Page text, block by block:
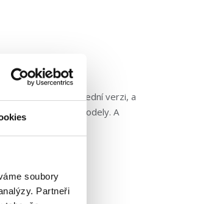
soubory
Partneři
kamarádíme. V poslední verzi, a
partnerské modely. A